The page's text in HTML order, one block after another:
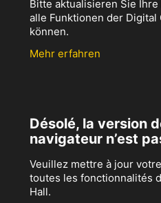
Bitte aktualisieren Sie
alle Funktionen der
können.
Mehr erfahren
Désolé, la version
navigateur n’est
Veuillez mettre à jour
toutes les fonctionnalités
Hall.